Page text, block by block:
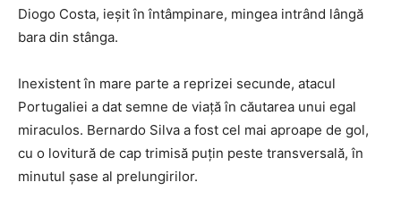
Diogo Costa, ieșit în întâmpinare, mingea intrând lângă
bara din stânga.
Inexistent în mare parte a reprizei secunde, atacul
Portugaliei a dat semne de viață în căutarea unui egal
miraculos. Bernardo Silva a fost cel mai aproape de gol,
cu o lovitură de cap trimisă puțin peste transversală, în
minutul șase al prelungirilor.